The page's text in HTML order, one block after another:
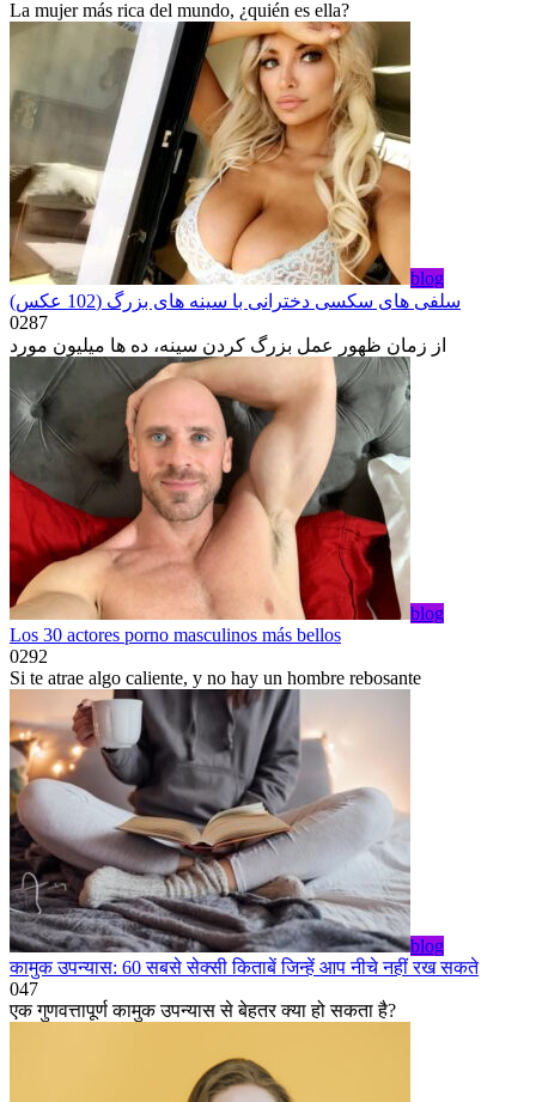
La mujer más rica del mundo, ¿quién es ella?
blog
سلفی های سکسی دخترانی با سینه های بزرگ (102 عکس)
0287
از زمان ظهور عمل بزرگ کردن سینه، ده ها میلیون مورد
blog
Los 30 actores porno masculinos más bellos
0292
Si te atrae algo caliente, y no hay un hombre rebosante
blog
कामुक उपन्यास: 60 सबसे सेक्सी किताबें जिन्हें आप नीचे नहीं रख सकते
047
एक गुणवत्तापूर्ण कामुक उपन्यास से बेहतर क्या हो सकता है?